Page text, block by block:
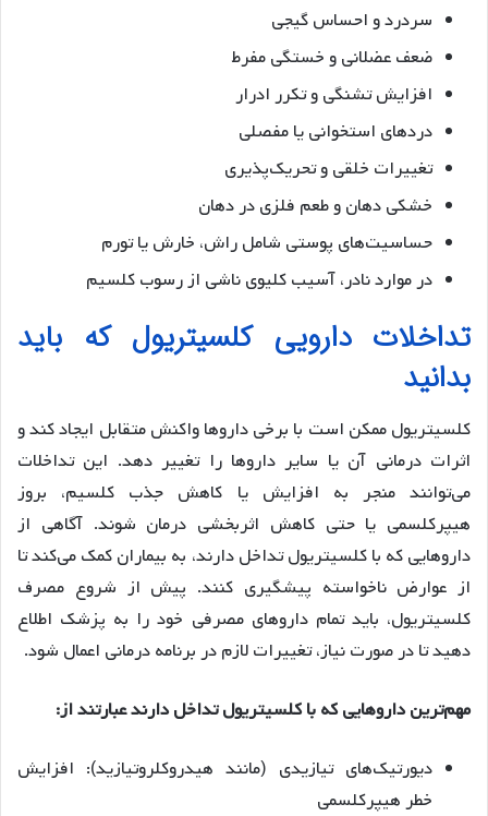
سردرد و احساس گیجی
ضعف عضلانی و خستگی مفرط
افزایش تشنگی و تکرر ادرار
دردهای استخوانی یا مفصلی
تغییرات خلقی و تحریک‌پذیری
خشکی دهان و طعم فلزی در دهان
حساسیت‌های پوستی شامل راش، خارش یا تورم
در موارد نادر، آسیب کلیوی ناشی از رسوب کلسیم
تداخلات دارویی کلسیتریول که باید
بدانید
کلسیتریول ممکن است با برخی داروها واکنش متقابل ایجاد کند و
اثرات درمانی آن یا سایر داروها را تغییر دهد. این تداخلات
می‌توانند منجر به افزایش یا کاهش جذب کلسیم، بروز
هیپرکلسمی یا حتی کاهش اثربخشی درمان شوند. آگاهی از
داروهایی که با کلسیتریول تداخل دارند، به بیماران کمک می‌کند تا
از عوارض ناخواسته پیشگیری کنند. پیش از شروع مصرف
کلسیتریول، باید تمام داروهای مصرفی خود را به پزشک اطلاع
دهید تا در صورت نیاز، تغییرات لازم در برنامه درمانی اعمال شود.
مهم‌ترین داروهایی که با کلسیتریول تداخل دارند عبارتند از:
دیورتیک‌های تیازیدی (مانند هیدروکلروتیازید): افزایش
خطر هیپرکلسمی